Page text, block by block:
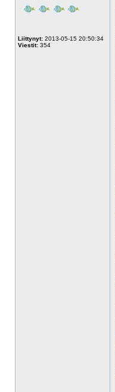
Liittynyt: 2013-05-15 20:50:34
Viestit: 354